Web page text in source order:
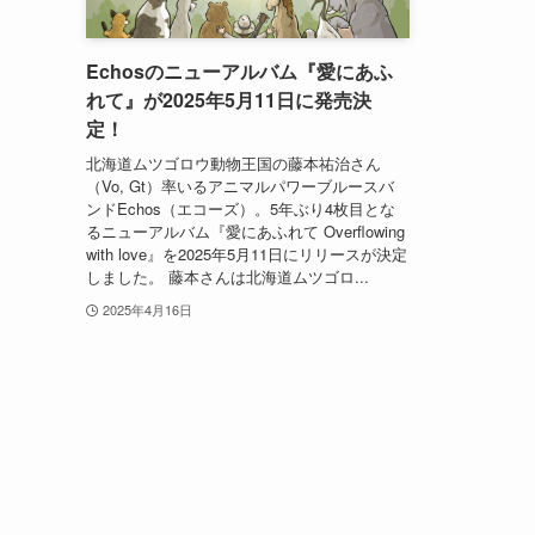
Echosのニューアルバム『愛にあふ
れて』が2025年5月11日に発売決
定！
北海道ムツゴロウ動物王国の藤本祐治さん
（Vo, Gt）率いるアニマルパワーブルースバ
ンドEchos（エコーズ）。5年ぶり4枚目とな
るニューアルバム『愛にあふれて Overflowing
with love』を2025年5月11日にリリースが決定
しました。 藤本さんは北海道ムツゴロ...
2025年4月16日